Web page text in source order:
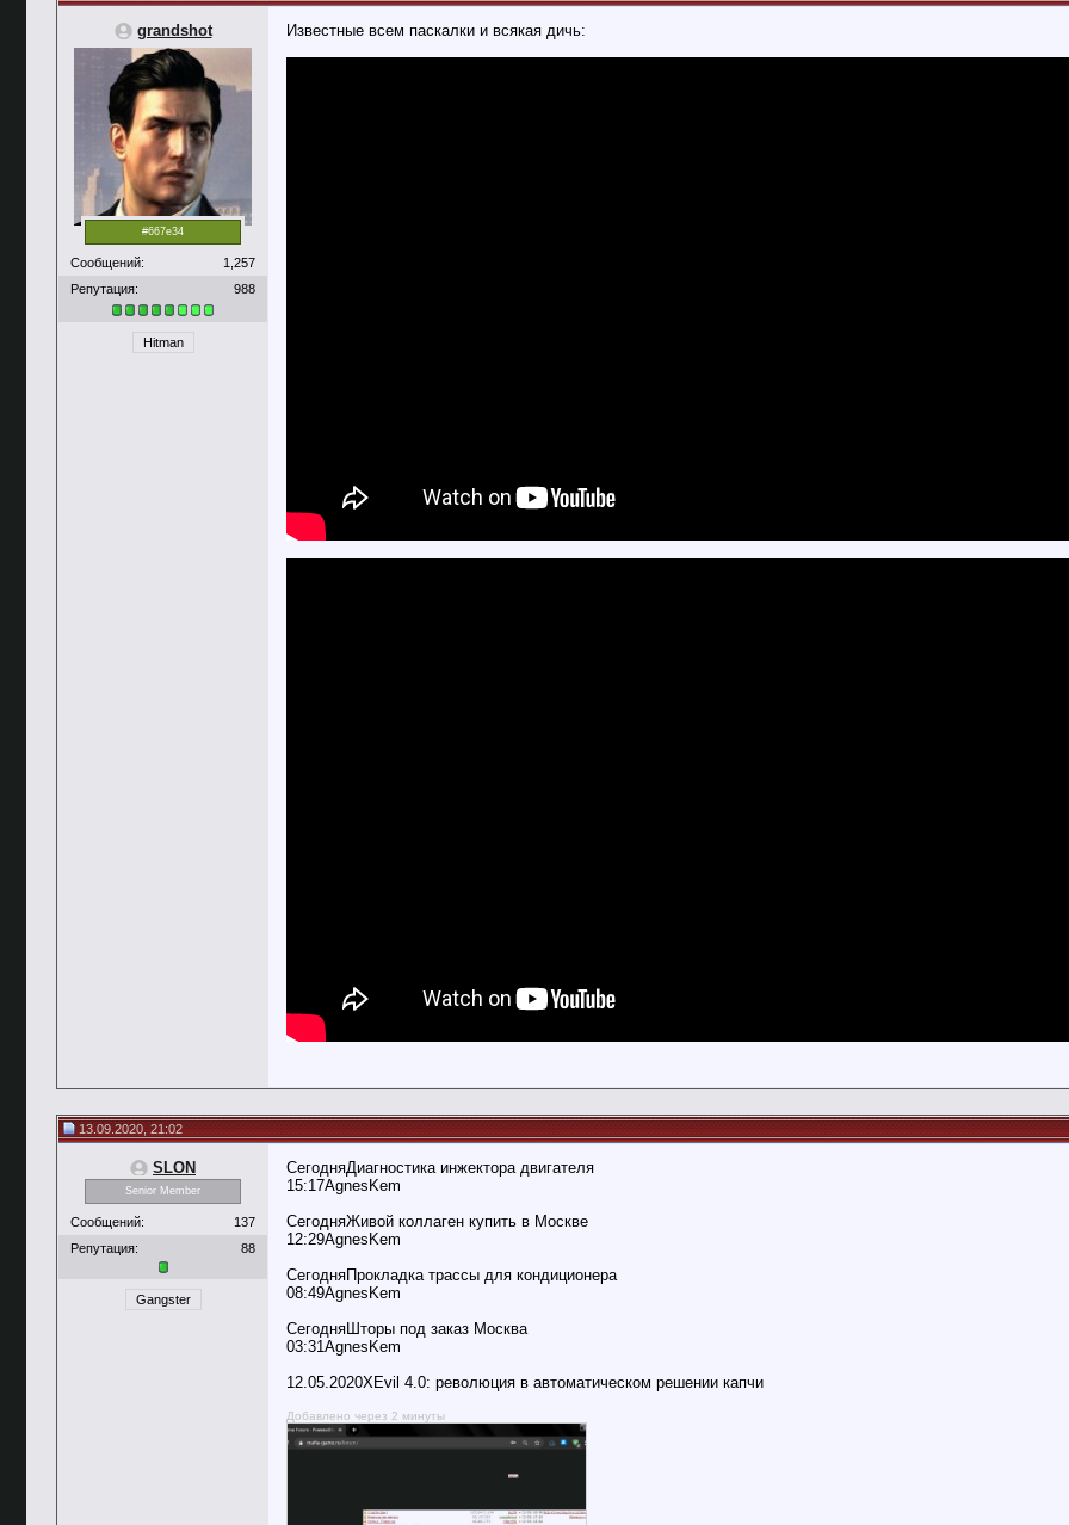
grandshot
#667e34
Сообщений:
1,257
Репутация:
988
Hitman
Известные всем паскалки и всякая дичь:
13.09.2020, 21:02
SLON
Senior Member
Сообщений:
137
Репутация:
88
Gangster
СегодняДиагностика инжектора двигателя
15:17AgnesKem
СегодняЖивой коллаген купить в Москве
12:29AgnesKem
СегодняПрокладка трассы для кондиционера
08:49AgnesKem
СегодняШторы под заказ Москва
03:31AgnesKem
12.05.2020XEvil 4.0: революция в автоматическом решении капчи
Добавлено через 2 минуты